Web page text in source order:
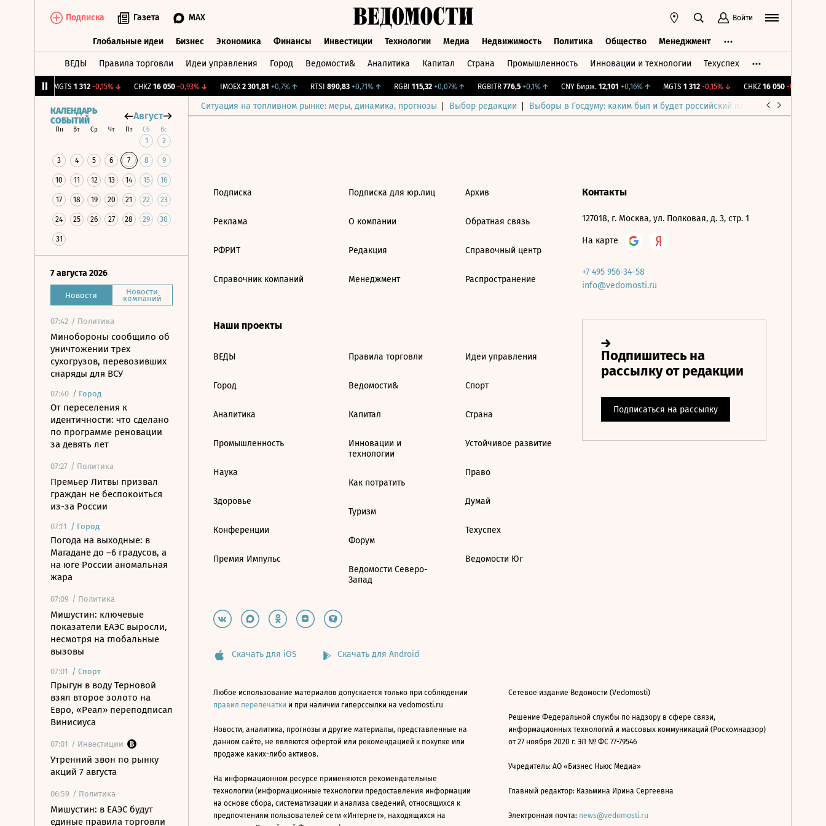
Подписка Газета MAX Войти
Глобальные идеи Бизнес Экономика Финансы Инвестиции Технологии Медиа Недвижимость Политика Общество Менеджмент
ВЕДЫ Правила торговли Идеи управления Город Ведомости& Аналитика Капитал Страна Промышленность Инновации и технологии Техуспех
MGTS 1 312 -0,15%↓ CHKZ 16 050 -0,93%↓ IMOEX 2 301,81 +0,7%↑ RTSI 890,83 +0,71%↑ RGBI 115,32 +0,07%↑ RGBITR 776,5 +0,1%↑ CNY Бирж. 12,101 +0,16%↑ MGTS 1 312 -0,15%↓ CHKZ 16 050 -0,93%
Ситуация на топливном рынке: меры, динамика, прогнозы Выбор редакции Выборы в Госдуму: каким был и будет российский парламент
КАЛЕНДАРЬ
СОБЫТИЙ
Август
Пн Вт Ср Чт Пт Сб Вс
1 2
3 4 5 6 7 8 9
10 11 12 13 14 15 16
17 18 19 20 21 22 23
24 25 26 27 28 29 30
31
7 августа 2026
Новости Новости
компаний
07:42 / Политика
Минобороны сообщило об
уничтожении трех
сухогрузов, перевозивших
снаряды для ВСУ
07:40 / Город
От переселения к
идентичности: что сделано
по программе реновации
за девять лет
07:27 / Политика
Премьер Литвы призвал
граждан не беспокоиться
из-за России
07:11 / Город
Погода на выходные: в
Магадане до –6 градусов, а
на юге России аномальная
жара
07:09 / Политика
Мишустин: ключевые
показатели ЕАЭС выросли,
несмотря на глобальные
вызовы
07:01 / Спорт
Прыгун в воду Терновой
взял второе золото на
Евро, «Реал» переподписал
Винисиуса
07:01 / Инвестиции
Утренний звон по рынку
акций 7 августа
06:59 / Политика
Мишустин: в ЕАЭС будут
единые правила торговли
Подписка
Реклама
РФРИТ
Справочник компаний
Подписка для юр.лиц
О компании
Редакция
Менеджмент
Архив
Обратная связь
Справочный центр
Распространение
Наши проекты
ВЕДЫ
Город
Аналитика
Промышленность
Наука
Здоровье
Конференции
Премия Импульс
Правила торговли
Ведомости&
Капитал
Инновации и
технологии
Как потратить
Туризм
Форум
Ведомости Северо-
Запад
Идеи управления
Спорт
Страна
Устойчивое развитие
Право
Думай
Техуспех
Ведомости Юг
Контакты
127018, г. Москва, ул. Полковая, д. 3, стр. 1
На карте
+7 495 956-34-58
info@vedomosti.ru
Скачать для iOS Скачать для Android
Любое использование материалов допускается только при соблюдении
правил перепечатки и при наличии гиперссылки на vedomosti.ru
Новости, аналитика, прогнозы и другие материалы, представленные на
данном сайте, не являются офертой или рекомендацией к покупке или
продаже каких-либо активов.
На информационном ресурсе применяются рекомендательные
технологии (информационные технологии предоставления информации
на основе сбора, систематизации и анализа сведений, относящихся к
предпочтениям пользователей сети «Интернет», находящихся на
Сетевое издание Ведомости (Vedomosti)
Решение Федеральной службы по надзору в сфере связи,
информационных технологий и массовых коммуникаций (Роскомнадзор)
от 27 ноября 2020 г. ЭЛ № ФС 77-79546
Учредитель: АО «Бизнес Ньюс Медиа»
Главный редактор: Казьмина Ирина Сергеевна
Электронная почта: news@vedomosti.ru